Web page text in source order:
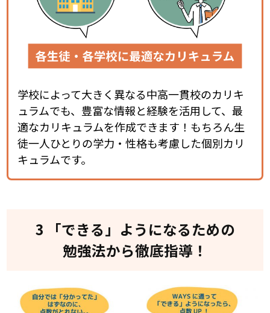
学校によって大きく異なる中高一貫校のカリキ
ュラムでも、豊富な情報と経験を活用して、最
適なカリキュラムを作成できます！もちろん生
徒一人ひとりの学力・性格も考慮した個別カリ
キュラムです。
3 「できる」ようになるための
勉強法から徹底指導！